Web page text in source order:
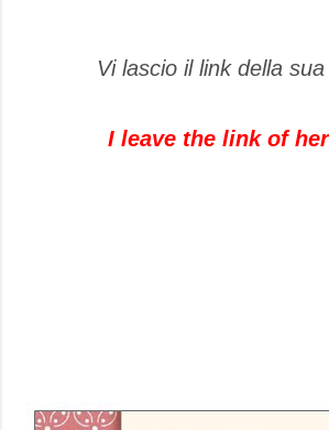
Vi lascio il link della
I leave the link of